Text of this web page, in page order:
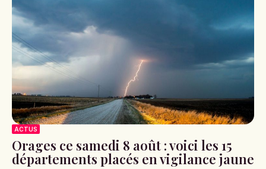
ACTUS
Orages ce samedi 8 août : voici les 15
départements placés en vigilance jaune